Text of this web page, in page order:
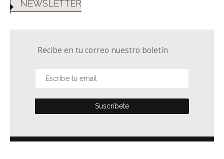
NEWSLETTER
Recibe en tu correo nuestro boletín